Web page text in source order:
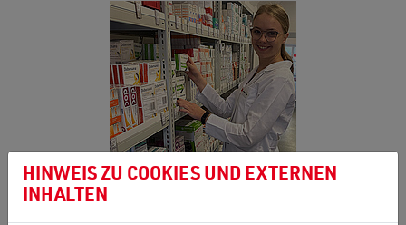
HINWEIS ZU COOKIES UND EXTERNEN
INHALTEN